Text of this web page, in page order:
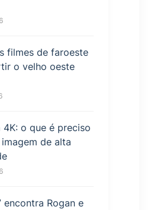
filmes de faroeste
o velho oeste
4K: o que é preciso
de alta
encontra Rogan e